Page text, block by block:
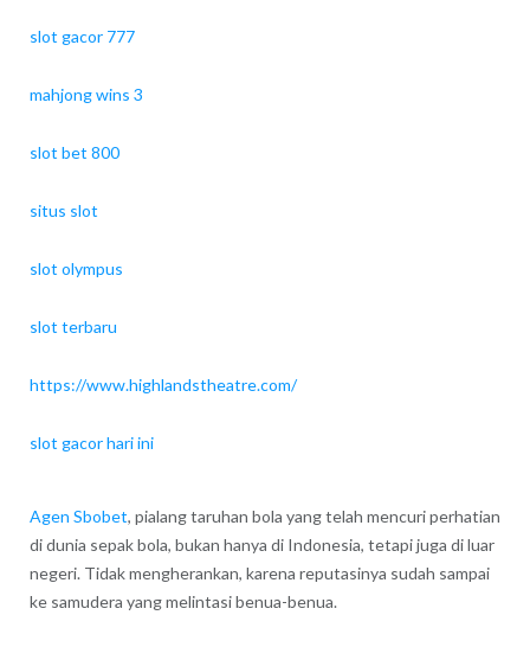
slot gacor 777
mahjong wins 3
slot bet 800
situs slot
slot olympus
slot terbaru
https://www.highlandstheatre.com/
slot gacor hari ini
Agen Sbobet, pialang taruhan bola yang telah mencuri perhatian
di dunia sepak bola, bukan hanya di Indonesia, tetapi juga di luar
negeri. Tidak mengherankan, karena reputasinya sudah sampai
ke samudera yang melintasi benua-benua.